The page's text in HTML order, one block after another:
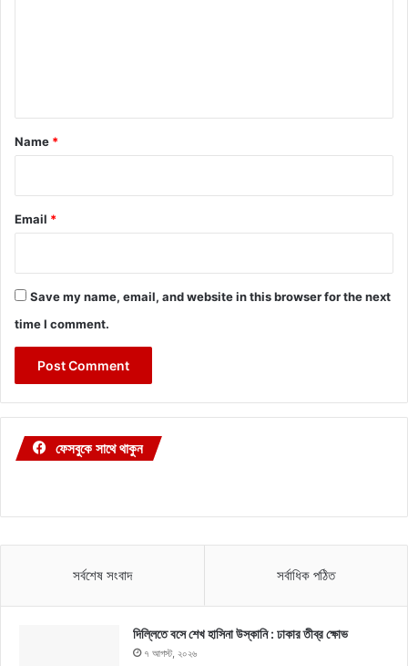
*
Name *
Email *
Save my name, email, and website in this browser for the next
time I comment.
ফেসবুকে সাথে থাকুন
সর্বশেষ সংবাদ সর্বাধিক পঠিত
দিল্লিতে বসে শেখ হাসিনা উস্কানি : ঢাকার তীব্র ক্ষোভ
৭ আগস্ট, ২০২৬